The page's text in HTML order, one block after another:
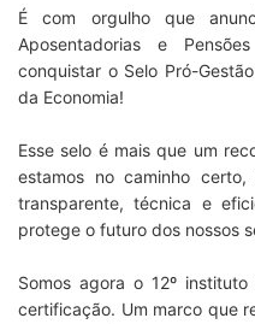
É com orgulho que
Aposentadorias e
conquistar o Selo Pró-
da Economia!
Esse selo é mais que um
estamos no caminho
transparente, técnica e
protege o futuro dos nossos
Somos agora o 12º
certificação. Um marco que